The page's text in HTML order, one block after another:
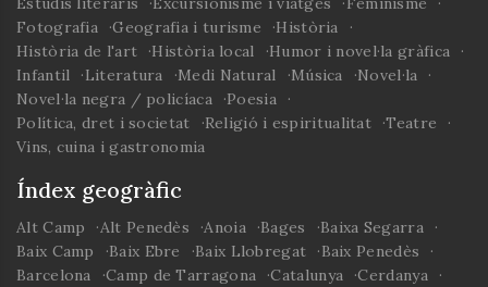
Fotografia
Geografia i turisme
Història
Història de l'art
Història local
Humor i novel·la gràfica
Infantil
Literatura Medi Natural Música
Novel·la
Novel·la negra / policíaca
Poesia
Política, dret i societat
Religió i espiritualitat
Teatre
Vins, cuina i gastronomia
Índex geogràfic
Alt Camp Alt Penedès Anoia Bages
Baixa Segarra
Baix Camp
Baix Ebre Baix Llobregat
Baix Penedès
Barcelona
Camp de Tarragona Catalunya
Cerdanya